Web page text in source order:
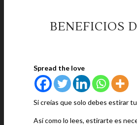
BENEFICIOS
Spread the love
Si creías que solo debes estirar
Así como lo lees, estirarte es